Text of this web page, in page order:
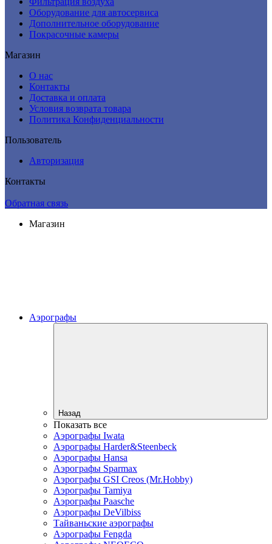
Оборудование для автосервиса
Дополнительное оборудование
Покрасочные камеры
Магазин
О нас
Контакты
Доставка и оплата
Условия возврата товара
Политика Конфиденциальности
Пользователь
Авторизация
Контакты
Обратная связь
Магазин
Аэрографы
Назад
Показать все
Аэрографы Iwata
Аэрографы Harder&Steenbeck
Аэрографы Hansa
Аэрографы Sparmax
Аэрографы GSI Creos (Mr.Hobby)
Аэрографы Tamiya
Аэрографы Paasche
Аэрографы DeVilbiss
Тайваньские аэрографы
Аэрографы Fengda